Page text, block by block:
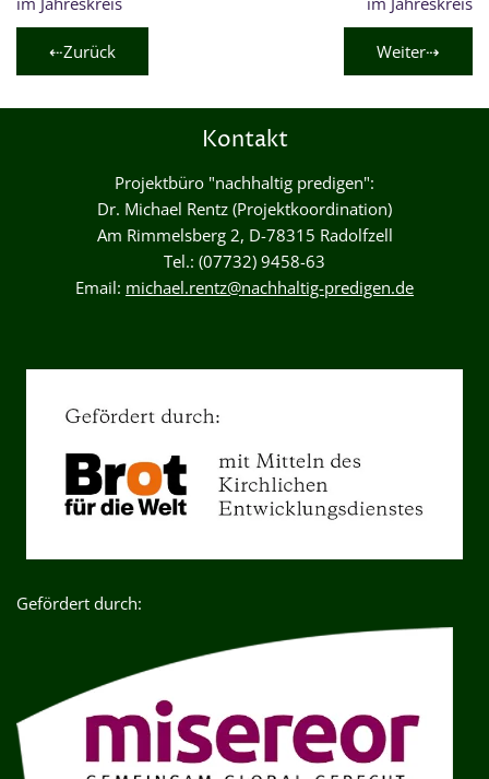
⇠Zurück Weiter⇢
Kontakt
Projektbüro "nachhaltig predigen":
Dr. Michael Rentz (Projektkoordination)
Am Rimmelsberg 2, D-78315 Radolfzell
Tel.: (07732) 9458-63
Email: michael.rentz@nachhaltig-predigen.de
Gefördert durch: